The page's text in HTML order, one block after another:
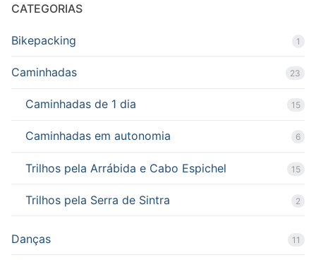
CATEGORIAS
Bikepacking 1
Caminhadas 23
Caminhadas de 1 dia 15
Caminhadas em autonomia 6
Trilhos pela Arrábida e Cabo Espichel 15
Trilhos pela Serra de Sintra 2
Danças 11